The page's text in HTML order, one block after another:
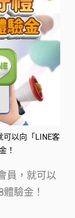
可以向「LINE客
！
員，就可以
驗金！